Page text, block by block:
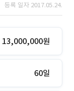
등록 일자 2017.05.24.
13,000,000원
60일